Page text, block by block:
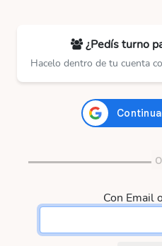
¿Pedís turno
Hacelo dentro de tu cuenta
Con Email